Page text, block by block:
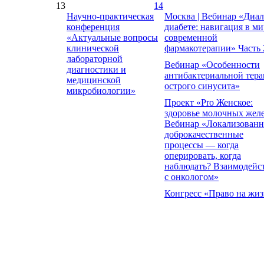
13
14
Научно-практическая
конференция
«Актуальные вопросы
клинической
лабораторной
диагностики и
медицинской
микробиологии»
Москва | Вебинар
диабете: навигация в
современной
фармакотерапии» Часть
Вебинар «Особенности
антибактериальной
острого синусита»
Проект «Pro Женское:
здоровье молочных
Вебинар
доброкачественные
процессы — когда
оперировать, когда
наблюдать?
с онкологом»
Конгресс «Право на